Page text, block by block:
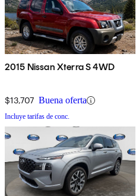
2015 Nissan Xterra S 4WD
$13,707 Buena oferta
Incluye tarifas de conc.